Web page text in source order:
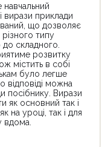
вирази приклади
що дозволяє
типу
до складного.
розвитку
містить в собі
було легше
відповіді можна
посібнику. Вирази
як основний так і
на уроці, так і для
вдома.